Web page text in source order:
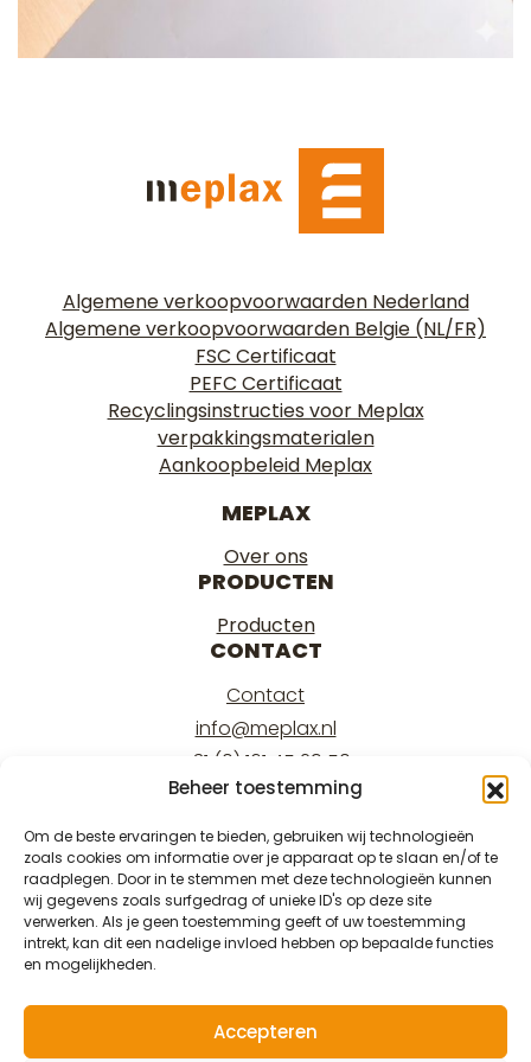
Beheer toestemming
Om de beste ervaringen te bieden, gebruiken wij technologieën
zoals cookies om informatie over je apparaat op te slaan en/of te
raadplegen. Door in te stemmen met deze technologieën kunnen
wij gegevens zoals surfgedrag of unieke ID's op deze site
verwerken. Als je geen toestemming geeft of uw toestemming
intrekt, kan dit een nadelige invloed hebben op bepaalde functies
en mogelijkheden.
Accepteren
Algemene verkoopvoorwaarden Nederland
Algemene verkoopvoorwaarden Belgie (NL/FR)
FSC Certificaat
PEFC Certificaat
Recyclingsinstructies voor Meplax
verpakkingsmaterialen
Aankoopbeleid Meplax
MEPLAX
Over ons
PRODUCTEN
Producten
CONTACT
Contact
info@meplax.nl
+31 (0) 161 45 29 50
Kantoor/office:
Burgemeester Krollaan 17
5126 PT Gilze
Magazijn/warehouse:
Burgemeester Krollaan 15
5126 PT Gilze